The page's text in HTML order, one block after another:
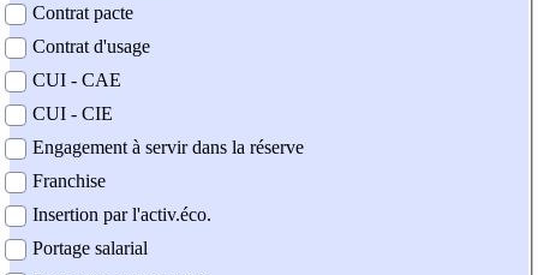
Contrat pacte
Contrat d'usage
CUI - CAE
CUI - CIE
Engagement à servir dans la réserve
Franchise
Insertion par l'activ.éco.
Portage salarial